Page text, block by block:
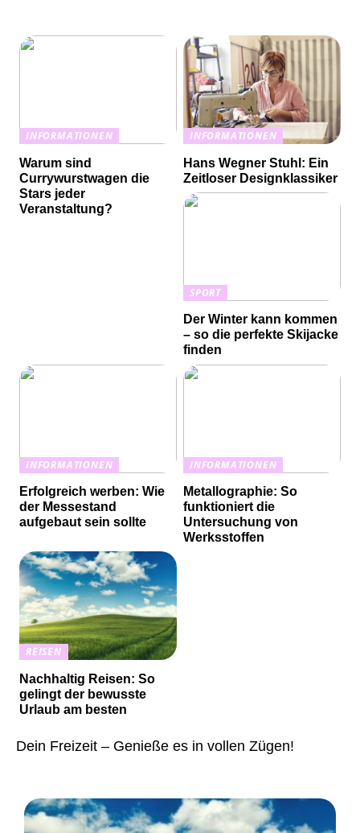
INFORMATIONEN
Warum sind
Currywurstwagen die
Stars jeder
Veranstaltung?
INFORMATIONEN
Hans Wegner Stuhl: Ein
Zeitloser Designklassiker
SPORT
Der Winter kann kommen
– so die perfekte Skijacke
finden
INFORMATIONEN
Erfolgreich werben: Wie
der Messestand
aufgebaut sein sollte
INFORMATIONEN
Metallographie: So
funktioniert die
Untersuchung von
Werksstoffen
REISEN
Nachhaltig Reisen: So
gelingt der bewusste
Urlaub am besten
Dein Freizeit – Genieße es in vollen Zügen!